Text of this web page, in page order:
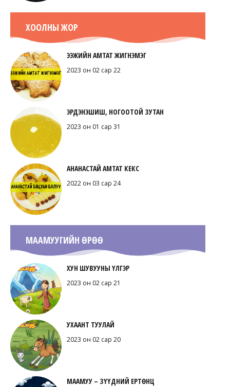
ХООЛНЫ ЖОР
ЭЭЖИЙН АМТАТ ЖИГНЭМЭГ
2023 он 02 сар 22
ЭРДЭНЭШИШ, НОГООТОЙ ЗУТАН
2023 он 01 сар 31
АНАНАСТАЙ АМТАТ КЕКС
2022 он 03 сар 24
МААМУУГИЙН ӨРӨӨ
ХУН ШУВУУНЫ ҮЛГЭР
2023 он 02 сар 21
УХААНТ ТУУЛАЙ
2023 он 02 сар 20
МААМУУ – ЗҮҮДНИЙ ЕРТӨНЦ